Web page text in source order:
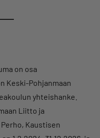
on osa
Keski-Pohjanmaan
yhteishanke.
Liitto ja
Kaustisen